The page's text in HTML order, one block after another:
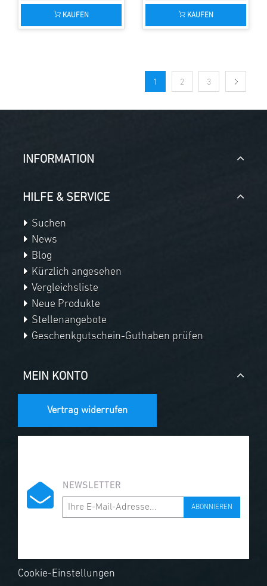
KAUFEN KAUFEN
1 2 3
INFORMATION
HILFE & SERVICE
Suchen
News
Blog
Kürzlich angesehen
Vergleichsliste
Neue Produkte
Stellenangebote
Geschenkgutschein-Guthaben prüfen
MEIN KONTO
Vertrag widerrufen
NEWSLETTER
ABONNIEREN
Cookie-Einstellungen